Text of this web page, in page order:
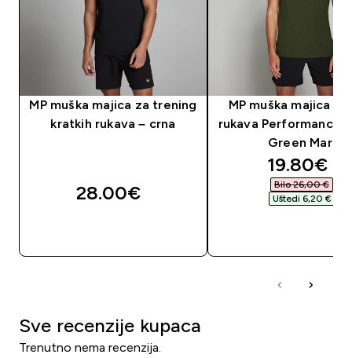
MP muška majica za trening
kratkih rukava – crna
28.00€‎
MP muška majica
rukava Performance
Green Marl
19.80€‎
Bilo 26,00 €‎
Uštedi 6,20 €‎
Sve recenzije kupaca
Trenutno nema recenzija.